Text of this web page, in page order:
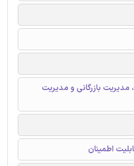
بازرگانی و مدیریت
اطمینان